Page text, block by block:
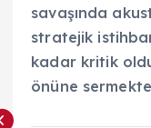
savaşında
stratejik
kadar kritik
önüne